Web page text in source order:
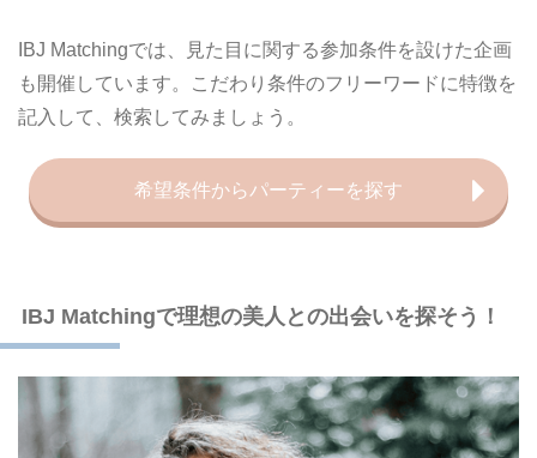
IBJ Matchingでは、見た目に関する参加条件を設けた企画
も開催しています。こだわり条件のフリーワードに特徴を
記入して、検索してみましょう。
希望条件からパーティーを探す
IBJ Matchingで理想の美人との出会いを探そう！